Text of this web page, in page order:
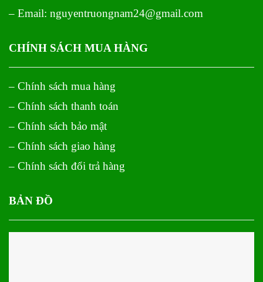
– Email: nguyentruongnam24@gmail.com
CHÍNH SÁCH MUA HÀNG
– Chính sách mua hàng
– Chính sách thanh toán
– Chính sách bảo mật
– Chính sách giao hàng
– Chính sách đổi trả hàng
BẢN ĐỒ